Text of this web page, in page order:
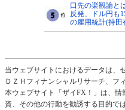
口先の楽観論と
反発、ドル円も
の雇用統計(持田
当ウェブサイトにおけるデータは、
ＤＺＨフィナンシャルリサーチ、フ
本ウェブサイト「ザイFX！」は、
資、その他の行動を勧誘する目的で